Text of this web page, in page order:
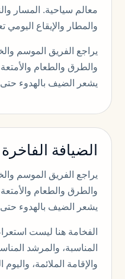
معالم سياحية. المسار
والمطار والإيقاع
يراجع الفريق الموسم
والطرق والطعام
يشعر الضيف بالهدوء
الضيافة الفاخرة
يراجع الفريق الموسم
والطرق والطعام
يشعر الضيف بالهدوء
الفخامة هنا ليست
المناسبة، والمرشد
والإقامة الملائمة،